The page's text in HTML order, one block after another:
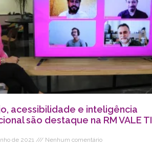
acessibilidade e inteligência
são destaque na RM VALE TI
de 2021 Nenhum comentário